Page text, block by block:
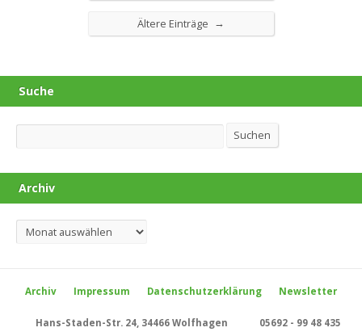
Ältere Einträge →
Suche
Suchen Suchen
Archiv
Archiv
Archiv Impressum Datenschutzerklärung Newsletter
Hans-Staden-Str. 24, 34466 Wolfhagen 05692 - 99 48 435